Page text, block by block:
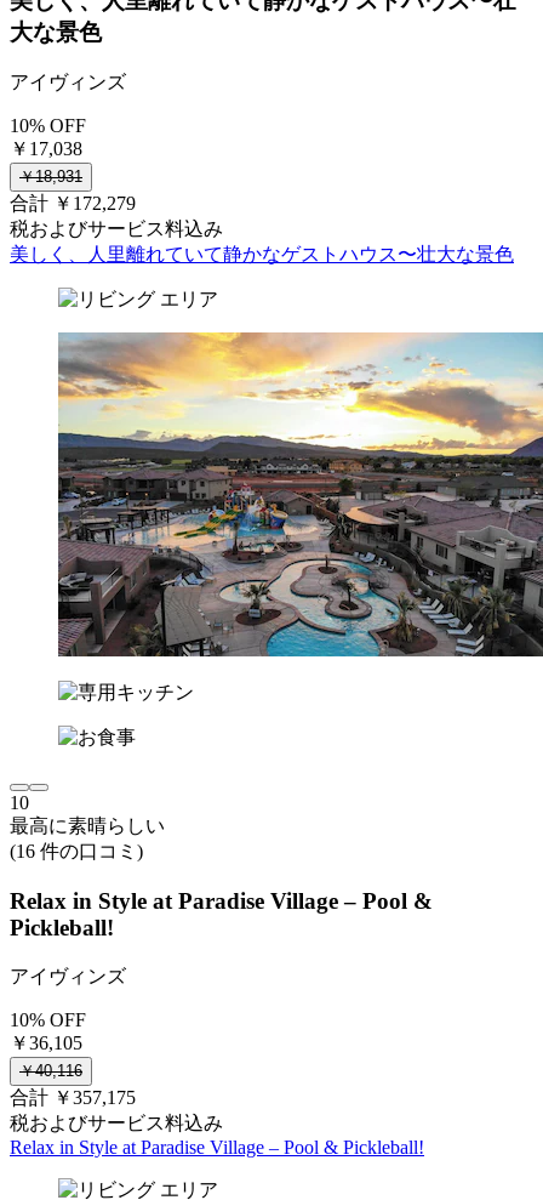
大な景色
アイヴィンズ
10% OFF
￥17,038
￥18,931
合計 ￥172,279
税およびサービス料込み
美しく、人里離れていて静かなゲストハウス〜壮大な景色
10
最高に素晴らしい
(16 件の口コミ)
Relax in Style at Paradise Village – Pool &
Pickleball!
アイヴィンズ
10% OFF
￥36,105
￥40,116
合計 ￥357,175
税およびサービス料込み
Relax in Style at Paradise Village – Pool & Pickleball!